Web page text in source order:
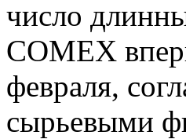
число
COMEX
февраля,
сырьевыми